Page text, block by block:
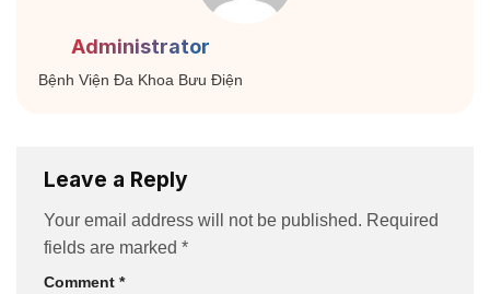
Administrator
Bệnh Viện Đa Khoa Bưu Điện
Leave a Reply
Your email address will not be published. Required
fields are marked *
Comment *